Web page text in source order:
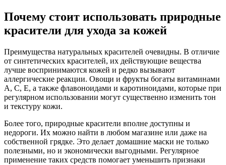
Почему стоит использовать природные
красители для ухода за кожей
Преимущества натуральных красителей очевидны. В отличие
от синтетических красителей, их действующие вещества
лучше воспринимаются кожей и редко вызывают
аллергические реакции. Овощи и фрукты богаты витаминами
A, C, E, а также флавоноидами и каротиноидами, которые при
регулярном использовании могут существенно изменить тон
и текстуру кожи.
Более того, природные красители вполне доступны и
недороги. Их можно найти в любом магазине или даже на
собственной грядке. Это делает домашние маски не только
полезными, но и экономически выгодными. Регулярное
применение таких средств помогает уменьшить признаки